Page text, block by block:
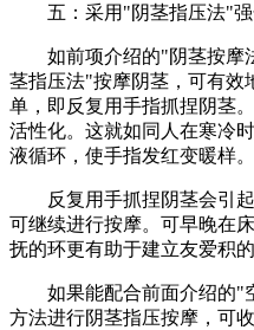
五：采用"阴茎指压法"强
如前项介绍的"阴茎按摩
茎指压法"按摩阴茎，可有效
单，即反复用手指抓捏阴茎
活性化。这就如同人在寒冷
液循环，使手指发红变暖样。
反复用手抓捏阴茎会引起
可继续进行按摩。可早晚在
抚的环更有助于建立友爱积的
如果能配合前面介绍的"
方法进行阴茎指压按摩，可